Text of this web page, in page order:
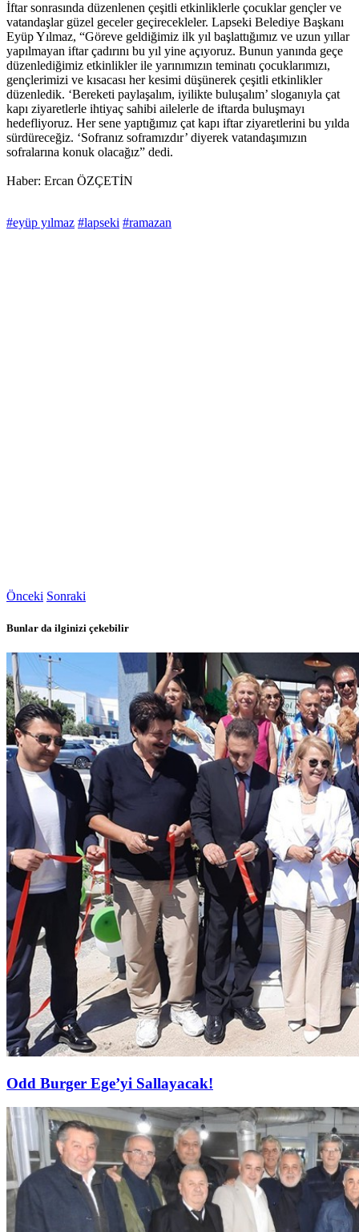
İftar sonrasında düzenlenen çeşitli etkinliklerle çocuklar gençler ve
vatandaşlar güzel geceler geçirecekleler. Lapseki Belediye Başkanı
Eyüp Yılmaz, “Göreve geldiğimiz ilk yıl başlattığımız ve uzun yıllar
yapılmayan iftar çadırını bu yıl yine açıyoruz. Bunun yanında geçe
düzenlediğimiz etkinlikler ile yarınımızın teminatı çocuklarımızı,
gençlerimizi ve kısacası her kesimi düşünerek çeşitli etkinlikler
düzenledik. ‘Bereketi paylaşalım, iyilikte buluşalım’ sloganıyla çat
kapı ziyaretlerle ihtiyaç sahibi ailelerle de iftarda buluşmayı
hedefliyoruz. Her sene yaptığımız çat kapı iftar ziyaretlerini bu yılda
sürdüreceğiz. ‘Sofranız soframızdır’ diyerek vatandaşımızın
sofralarına konuk olacağız” dedi.
Haber: Ercan ÖZÇETİN
#eyüp yılmaz #lapseki #ramazan
Önceki Sonraki
Bunlar da ilginizi çekebilir
Odd Burger Ege’yi Sallayacak!